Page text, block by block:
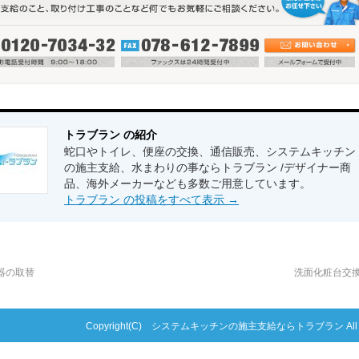
トラブラン の紹介
蛇口やトイレ、便座の交換、通信販売、システムキッチン
の施主支給、水まわりの事ならトラブラン /デザイナー商
品、海外メーカーなども多数ご用意しています。
トラブラン の投稿をすべて表示 →
の取替 洗面化粧台交
Copyright(C) システムキッチンの施主支給ならトラブラン